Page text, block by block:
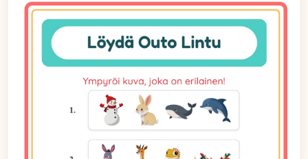
Tehtävä 2: Etsi kuva, joka ei kuulu joukkoon.
Tehtävä 3: Etsi kuva, joka ei kuulu joukkoon.
Tehtävä 4: Etsi kuva, joka ei kuulu joukkoon.
Tehtävä 5: Etsi kuva, joka ei kuulu joukkoon.